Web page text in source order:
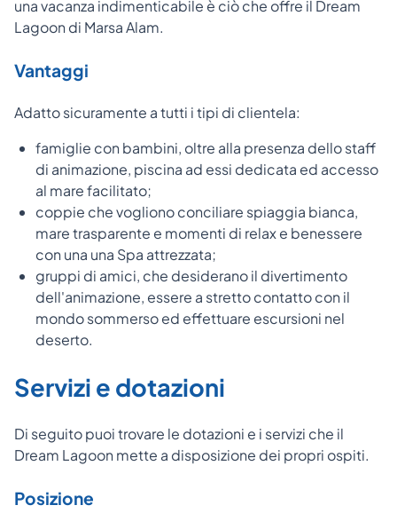
una vacanza indimenticabile è ciò che offre il Dream
Lagoon di Marsa Alam.
Vantaggi
Adatto sicuramente a tutti i tipi di clientela:
famiglie con bambini, oltre alla presenza dello staff
di animazione, piscina ad essi dedicata ed accesso
al mare facilitato;
coppie che vogliono conciliare spiaggia bianca,
mare trasparente e momenti di relax e benessere
con una una Spa attrezzata;
gruppi di amici, che desiderano il divertimento
dell'animazione, essere a stretto contatto con il
mondo sommerso ed effettuare escursioni nel
deserto.
Servizi e dotazioni
Di seguito puoi trovare le dotazioni e i servizi che il
Dream Lagoon mette a disposizione dei propri ospiti.
Posizione